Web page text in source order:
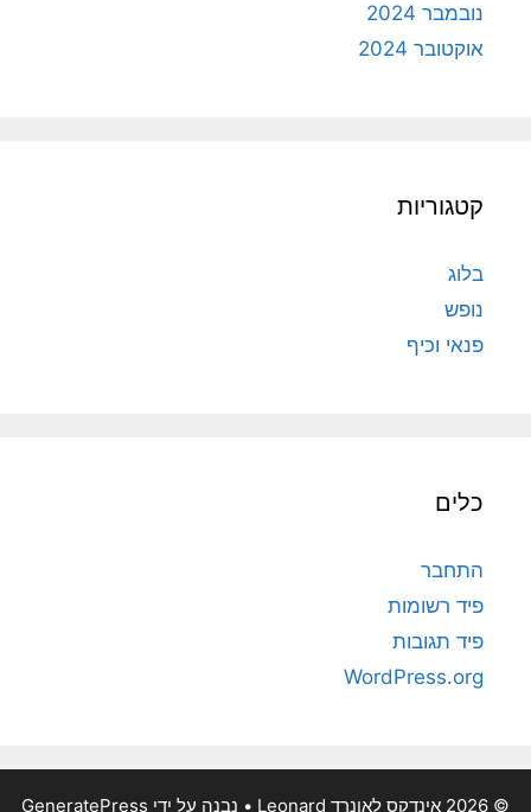
נובמבר 2024
אוקטובר 2024
קטגוריות
בלוג
נופש
פנאי וכיף
כלים
התחבר
פיד רשומות
פיד תגובות
WordPress.org
© 2026 אינדקס לאונרד Leonard • נבנה על ידי GeneratePress